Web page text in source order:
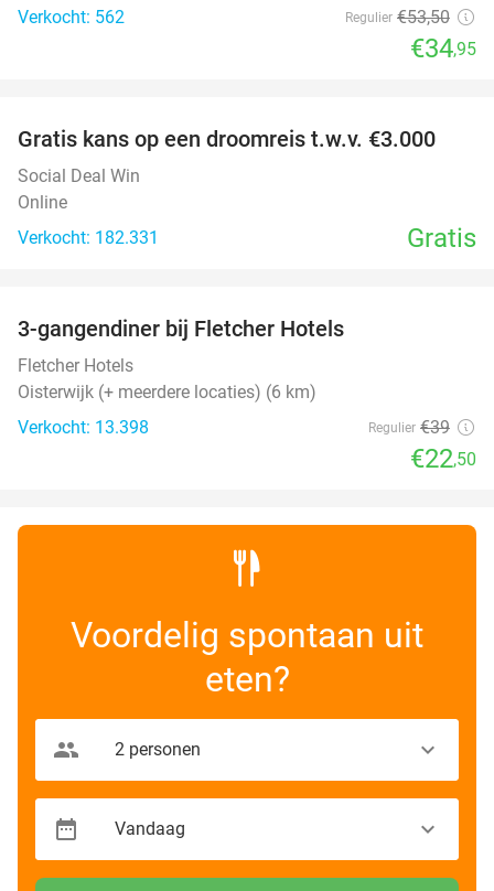
Verkocht: 562 Regulier €53,50
€34,95
Gratis kans op een droomreis t.w.v. €3.000
Social Deal Win
Online
Verkocht: 182.331
Gratis
3-gangendiner bij Fletcher Hotels
Fletcher Hotels
Oisterwijk (+ meerdere locaties) (6 km)
Verkocht: 13.398
Regulier €39
€22,50
Voordelig spontaan uit
eten?